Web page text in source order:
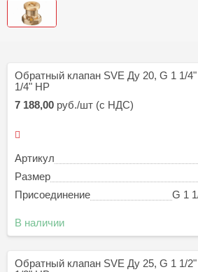
Обратный клапан SVE Ду 20, G 1 1/
1/4" НР
Артикул
Размер
Присоединение
G 1
7 188,00 руб./шт (с НДС)
В наличии
Обратный клапан SVE Ду 25, G 1 1/